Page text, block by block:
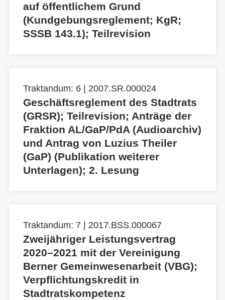
auf öffentlichem Grund
(Kundgebungsreglement; KgR;
SSSB 143.1); Teilrevision
Traktandum: 6 | 2007.SR.000024
Geschäftsreglement des Stadtrats
(GRSR); Teilrevision; Anträge der
Fraktion AL/GaP/PdA (Audioarchiv)
und Antrag von Luzius Theiler
(GaP) (Publikation weiterer
Unterlagen); 2. Lesung
Traktandum: 7 | 2017.BSS.000067
Zweijähriger Leistungsvertrag
2020–2021 mit der Vereinigung
Berner Gemeinwesenarbeit (VBG);
Verpflichtungskredit in
Stadtratskompetenz